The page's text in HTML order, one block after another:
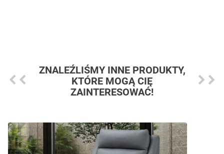
ZNALEŹLIŚMY INNE PRODUKTY,
KTÓRE MOGĄ CIĘ
ZAINTERESOWAĆ!